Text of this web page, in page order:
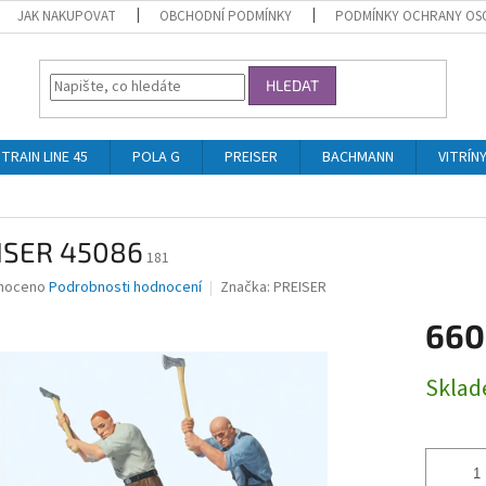
JAK NAKUPOVAT OBCHODNÍ PODMÍNKY PODMÍNKY OCHRANY
HLEDAT
TRAIN LINE 45 POLA G PREISER BACHMANN
45086181
Podrobnosti hodnocení Značka: PREISER
cena: